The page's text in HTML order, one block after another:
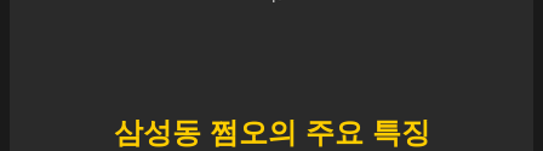
삼성동쩜오의 주요 특징